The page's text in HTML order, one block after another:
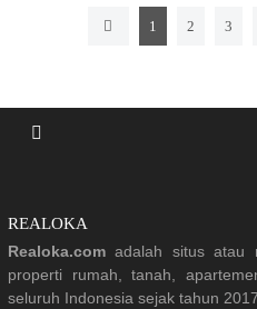
1 2 3
REALOKA
Realoka.com adalah situs atau
properti rumah, tanah,
seluruh Indonesia sejak tahun